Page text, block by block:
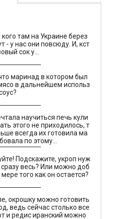
кого там на Украине берез
- у нас они повсюду. И, кст
сок у…
маринад в котором был
в дальнейшем использ
научиться печь кули
этого не приходилось, т
всегда их готовила ма
по этому…
Подскажите, укроп нуж
сразу весь? Или можно доб
того как он остается?
окрошку можно готовить
ведь сейчас столько все
и редис иранский можно